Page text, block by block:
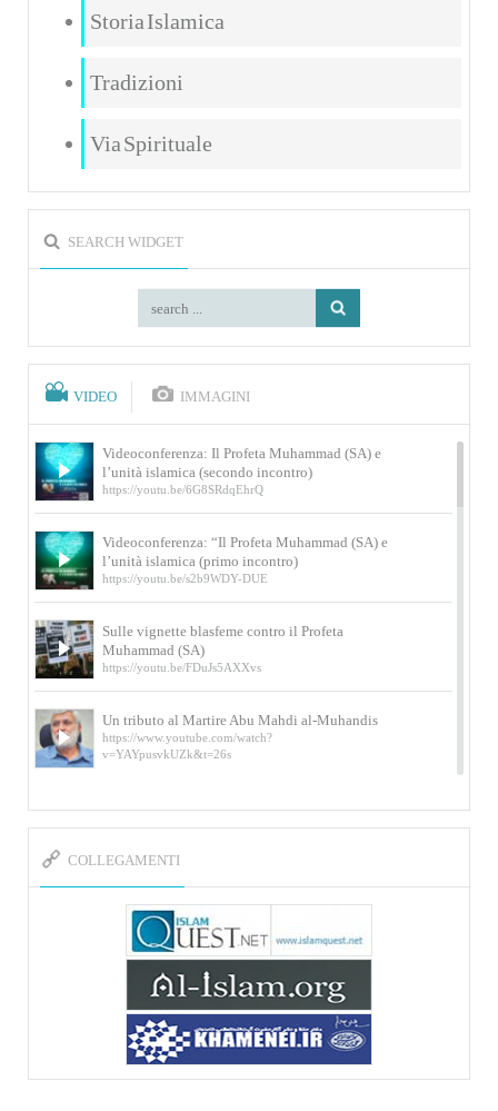
Storia Islamica
Tradizioni
Via Spirituale
SEARCH WIDGET
VIDEO IMMAGINI
Videoconferenza: Il Profeta Muhammad (SA) e
l’unità islamica (secondo incontro)
https://youtu.be/6G8SRdqEhrQ
Videoconferenza: “Il Profeta Muhammad (SA) e
l’unità islamica (primo incontro)
https://youtu.be/s2b9WDY-DUE
Sulle vignette blasfeme contro il Profeta
Muhammad (SA)
https://youtu.be/FDuJs5AXXvs
Un tributo al Martire Abu Mahdi al-Muhandis
https://www.youtube.com/watch?
v=YAYpusvkUZk&t=26s
L’Abluzione rituale (wudu) secondo l’Imam Alì
e l’Imam Khomeini
della figlia di un martire
https://www.youtube.com/watch?
v=-5nPSxbf9l0&t=103s
Sheykh Abbas Di Palma sui martiri Qassem
Soleimani e Abu Mahdi Al-Muhandis
https://youtu.be/Y6SIP2PIht4 Video del discorso tenuto
dallo Sheykh Abbas Di Palma in ...
COLLEGAMENTI